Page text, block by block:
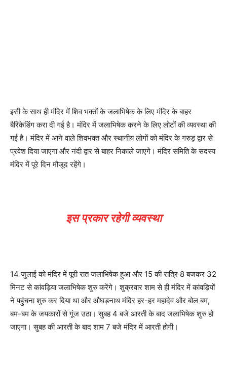
इसी के साथ ही मंदिर में शिव भक्तों के जलाभिषेक के लिए मंदिर के बाहर
बैरिकेडिंग करा दी गई है। मंदिर में जलाभिषेक करने के लिए लोटों की व्यवस्था की
गई है। मंदिर में आने वाले शिवभक्त और स्थानीय लोगों को मंदिर के गरुड़ द्वार से
प्रवेश दिया जाएगा और नंदी द्वार से बाहर निकाले जाएगे। मंदिर समिति के सदस्य
मंदिर में पूरे दिन मौजूद रहेंगे।
इस प्रकार रहेगी व्यवस्था
14 जुलाई को मंदिर में पूरी रात जलाभिषेक हुआ और 15 की रात्रि 8 बजकर 32
मिनट से कांवड़िया जलाभिषेक शुरु करेंगे। शुक्रवार शाम से ही मंदिर में कांवड़ियों
ने पहुंचना शुरु कर दिया था और औघड़नाथ मंदिर हर-हर महादेव और बोल बम,
बम-बम के जयकारों से गूंज उठा। सुबह 4 बजे आरती के बाद जलाभिषेक शुरु हो
जाएगा। सुबह की आरती के बाद शाम 7 बजे मंदिर में आरती होगी।